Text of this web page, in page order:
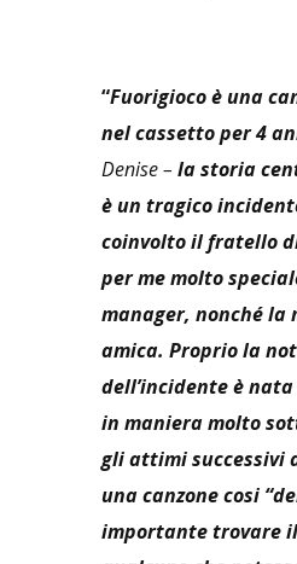
“Fuorigioco è una
nel cassetto per 4
Denise – la storia
è un tragico
coinvolto il fratello
per me molto
manager, nonché la
amica. Proprio la
dell’incidente è
in maniera molto
gli attimi successivi
una canzone cosi
importante trovare